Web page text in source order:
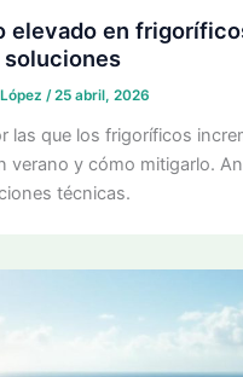
elevado en
/25 abril, 2026
las que los frigoríficos
verano y cómo mitigarlo.
técnicas.